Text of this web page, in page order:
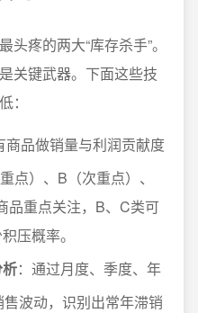
疼的两大“库存杀手”。
关键武器。下面这些技
：
商品做销量与利润贡献度
点）、B（次重点）、
品重点关注，B、C类可
压概率。
：通过月度、季度、年
波动，识别出常年滞销